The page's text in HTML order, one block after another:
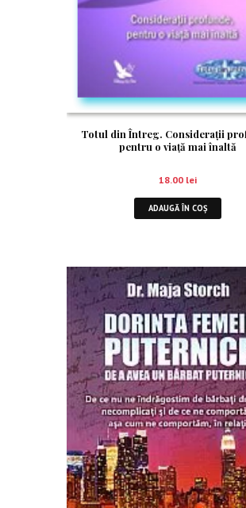
Totul din Întreg. Consideraţii
pentru o viaţă mai înaltă
18.00 lei
ADAUGĂ ÎN COȘ